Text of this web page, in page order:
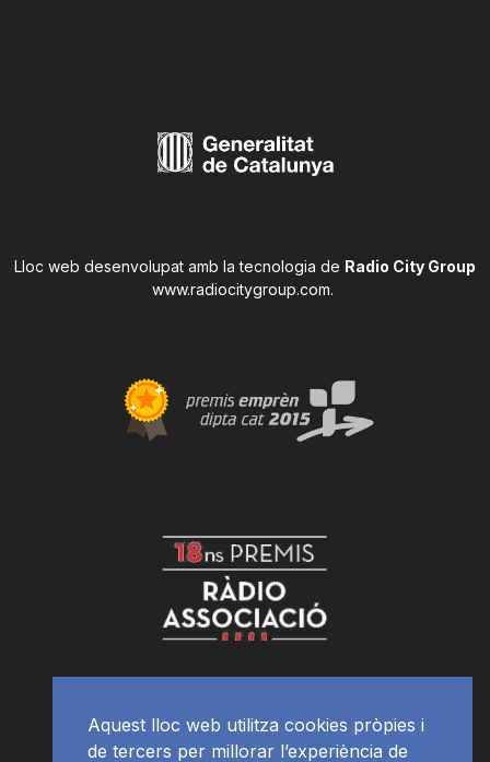
Lloc web desenvolupat amb la tecnologia de Radio City Group
www.radiocitygroup.com.
Aquest lloc web utilitza cookies pròpies i
de tercers per millorar l’experiència de